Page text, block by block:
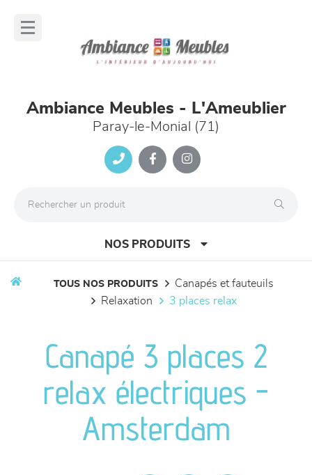
Ambiance Meubles - L'Ameublier
Paray-le-Monial (71)
NOS PRODUITS
séjours
meubles de complément
chambres et dressing
TOUS NOS PRODUITS
canapés et fauteuils
relaxation
3 places relax
Canapé 3 places 2
relax électriques -
Amsterdam